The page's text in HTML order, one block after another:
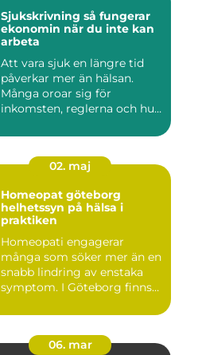
Sjukskrivning så fungerar
ekonomin när du inte kan
arbeta
Att vara sjuk en längre tid
påverkar mer än hälsan.
Många oroar sig för
inkomsten, reglerna och hur
02. maj
Homeopat göteborg
helhetssyn på hälsa i
praktiken
Homeopati engagerar
många som söker mer än en
snabb lindring av enstaka
symptom. I Göteborg finns
06. mar